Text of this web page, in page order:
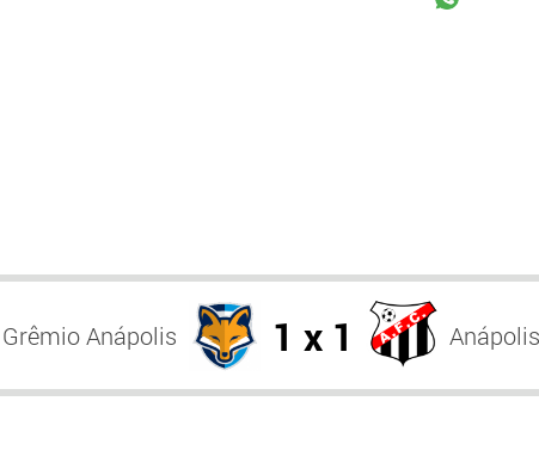
Grêmio Anápolis 1 x 1 Anápolis